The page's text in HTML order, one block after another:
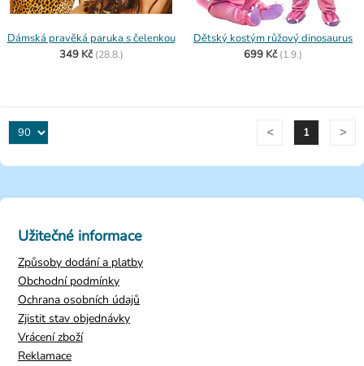
Dámská pravěká paruka s čelenkou
349 Kč (28.8.)
Dětský kostým růžový dinosaurus
699 Kč (1.9.)
< 1 >
Užitečné informace
Způsoby dodání a platby
Obchodní podmínky
Ochrana osobních údajů
Zjistit stav objednávky
Vrácení zboží
Reklamace